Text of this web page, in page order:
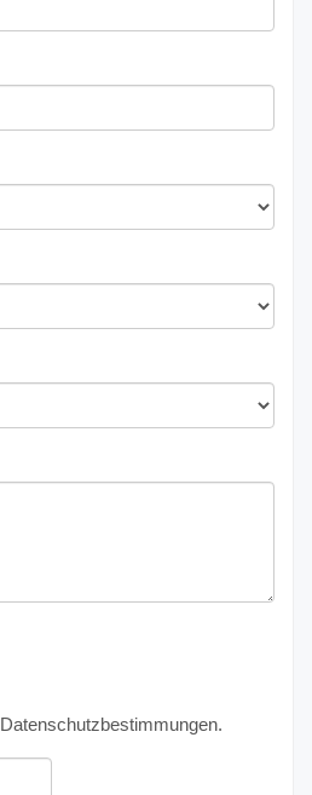
Datenschutzbestimmungen.